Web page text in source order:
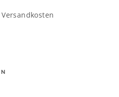
Versandkosten